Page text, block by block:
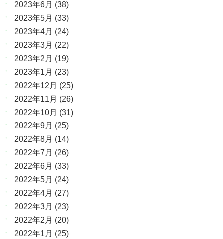
2023年6月 (38)
2023年5月 (33)
2023年4月 (24)
2023年3月 (22)
2023年2月 (19)
2023年1月 (23)
2022年12月 (25)
2022年11月 (26)
2022年10月 (31)
2022年9月 (25)
2022年8月 (14)
2022年7月 (26)
2022年6月 (33)
2022年5月 (24)
2022年4月 (27)
2022年3月 (23)
2022年2月 (20)
2022年1月 (25)